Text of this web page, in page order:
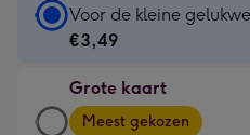
Standaard
kaart
€3,49
-
Voor de kleine
€3,49
Grote kaart
Grote
Meest gekozen